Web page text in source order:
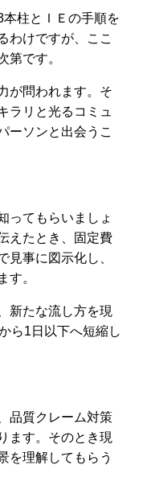
柱とＩＥの手順を
わけですが、ここ
第です。
が問われます。そ
ラリと光るコミュ
ーソンと出会うこ
ってもらいましょ
えたとき、固定費
見事に図示化し、
す。
新たな流し方を現
ら1日以下へ短縮し
品質クレーム対策
ます。そのとき現
を理解してもらう